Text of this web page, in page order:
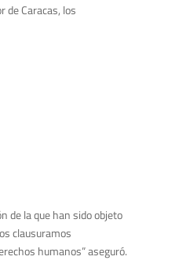
de Caracas, los
de la que han sido objeto
clausuramos
humanos” aseguró.